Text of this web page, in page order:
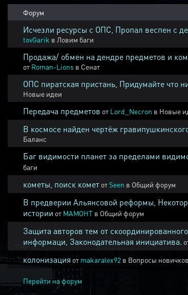
Форум
Исчезли ресурсы с ОПС, Пропал веспен с
tovGarik в Ловим баги
Продажа/ обмен на дендре предметов и
от Roman-Lions в Сенат
ОПС пиратская пристань, Придумайте что
Новые идеи
Передача предметов от Lord_Necron в Новые
В космосе найден чертёж
Баланс
Баг видимости планет за пределами
баги
кометы, поиск комет отSeen в Общий форум
В предверии Альянсовой реформы,
истории от MAMOHT в Общий форум
Защита авторов тем от
информаци, Законодательная инициатива.
колонизация от makaralex92 в Вопросы
Перейти на форум